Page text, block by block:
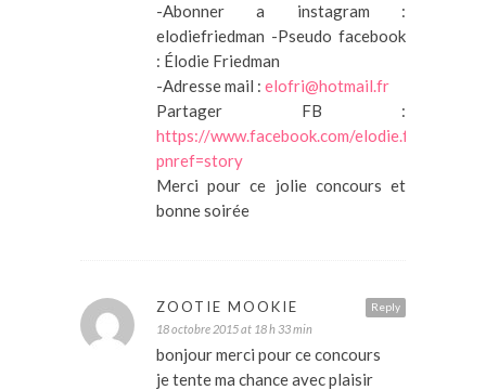
-Abonner a instagram :
elodiefriedman -Pseudo facebook
: Élodie Friedman
-Adresse mail : elofri@hotmail.fr
Partager FB :
https://www.facebook.com/
pnref=story
Merci pour ce jolie concours et
bonne soirée
Reply
ZOOTIE MOOKIE
18 octobre 2015 at 18 h 33 min
bonjour merci pour ce concours
je tente ma chance avec plaisir